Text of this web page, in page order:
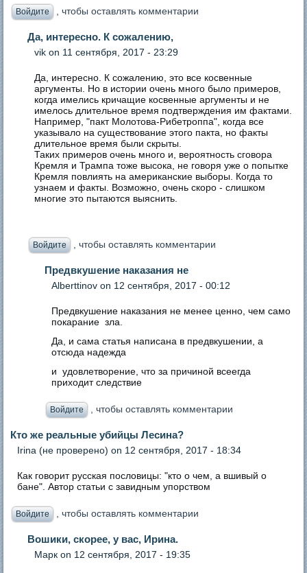
Войдите , чтобы оставлять комментарии
Да, интересно. К сожалению,
vik on 11 сентября, 2017 - 23:29
Да, интересно. К сожалению, это все косвенные
аргументы. Но в истории очень много было примеров,
когда имелись кричащие косвенные аргументы и не
имелось длительное время подтверждения им фактами.
Например, "пакт Молотова-Рибетроппа", когда все
указывало на существование этого пакта, но факты
длительное время были скрыты.
Таких примеров очень много и, вероятность сговора
Кремля и Трампа тоже высока, не говоря уже о попытке
Кремля повлиять на американские выборы. Когда то
узнаем и факты. Возможно, очень скоро - слишком
многие это пытаются выяснить.
Войдите , чтобы оставлять комментарии
Предвкушение наказания не
Аlberttinov on 12 сентября, 2017 - 00:12
Предвкушение наказания не менее ценно, чем само
покарание зла.
Да, и сама статья написана в предвкушении, а
отсюда надежда
и удовлетворение, что за причиной всеегда
приходит следствие
Войдите , чтобы оставлять комментарии
Кто же реальные убийцы Лесина?
Irina (не проверено) on 12 сентября, 2017 - 18:34
Как говорит русская пословицы: "кто о чем, а вшивый о
бане". Автор статьи с завидным упорством
Войдите , чтобы оставлять комментарии
Вошики, скорее, у вас, Ирина.
Марк on 12 сентября, 2017 - 19:35